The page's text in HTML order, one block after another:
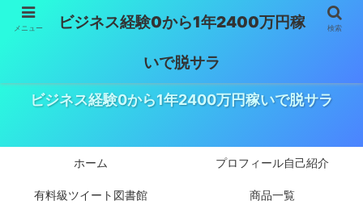
ビジネス経験0から1年2400万円稼いで脱サラ
ホーム プロフィール自己紹介
有料級ツイート図書館 商品一覧
メニュー ビジネス経験0から1年2400万円稼
いで脱サラ
検索